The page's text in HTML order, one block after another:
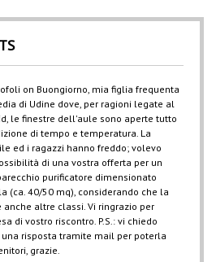
on Buongiorno, mia figlia frequenta
di Udine dove, per ragioni legate al
le finestre dell'aule sono aperte tutto
di tempo e temperatura. La
ed i ragazzi hanno freddo; volevo
di una vostra offerta per un
purificatore dimensionato
(ca. 40/50 mq), considerando che la
altre classi. Vi ringrazio per
di vostro riscontro. P.S.: vi chiedo
risposta tramite mail per poterla
grazie.